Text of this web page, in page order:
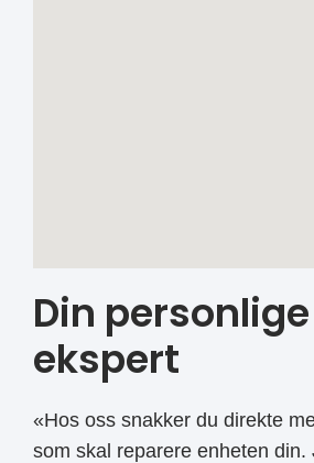
Din personlige
ekspert
«Hos oss snakker du direkte
som skal reparere enheten din.